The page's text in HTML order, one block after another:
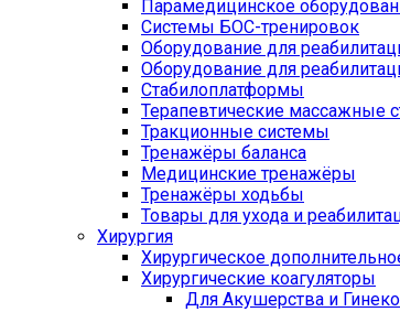
Парамедицинское
Системы БОС-тренировок
Оборудование для
Оборудование для
Стабилоплатформы
Терапевтические массажные
Тракционные системы
Тренажёры баланса
Медицинские тренажёры
Тренажёры ходьбы
Товары для ухода и
Хирургия
Хирургическое
Хирургические коагуляторы
Для Акушерства и